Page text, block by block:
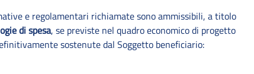
e regolamentari richiamate sono ammissibili, a titolo
di spesa, se previste nel quadro economico di progetto
sostenute dal Soggetto beneficiario: